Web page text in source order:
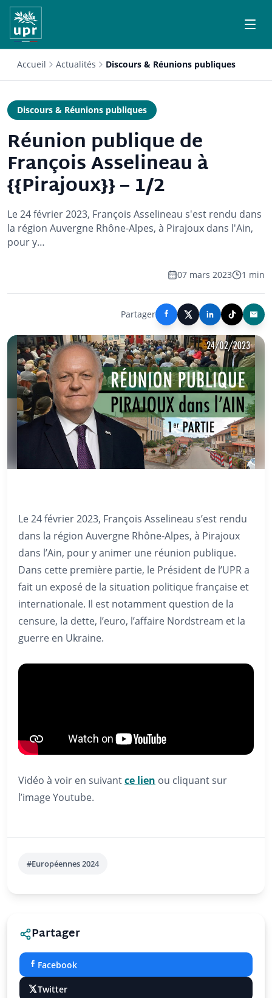
Accueil Actualités Discours & Réunions publiques
Discours & Réunions publiques
Réunion publique de
François Asselineau à
{{Pirajoux}} – 1/2
Le 24 février 2023, François Asselineau s'est rendu dans
la région Auvergne Rhône-Alpes, à Pirajoux dans l'Ain,
pour y…
07 mars 2023 1 min
Partager
Le 24 février 2023, François Asselineau s’est rendu
dans la région Auvergne Rhône-Alpes, à Pirajoux
dans l’Ain, pour y animer une réunion publique.
Dans cette première partie, le Président de l’UPR a
fait un exposé de la situation politique française et
internationale. Il est notamment question de la
censure, la dette, l’euro, l’affaire Nordstream et la
guerre en Ukraine.
Vidéo à voir en suivantce lien ou cliquant sur
l’image Youtube.
#Européennes 2024
Partager
Facebook
Twitter